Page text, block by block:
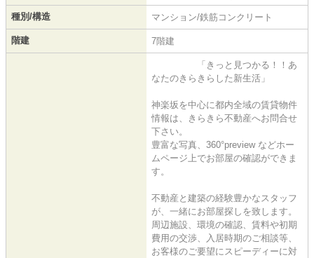
種別/構造 マンション/鉄筋コンクリート
階建 7階建
「きっと見つかる！！あ
なたのきらきらした新生活」
神楽坂を中心に都内全域の賃貸物件
情報は、きらきら不動産へお問合せ
下さい。
豊富な写真、360°preview などホー
ムページ上でお部屋の確認ができま
す。
不動産と建築の経験豊かなスタッフ
が、一緒にお部屋探しを致します。
周辺施設、環境の確認、賃料や初期
費用の交渉、入居時期のご相談等、
お客様のご要望にスピーディーに対